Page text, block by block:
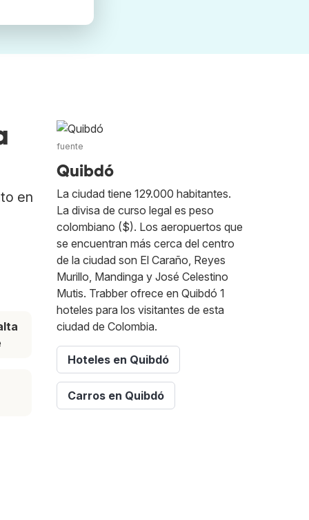
en
fuente
Quibdó
La ciudad tiene 129.000 habitantes.
La divisa de curso legal es peso
colombiano ($). Los aeropuertos que
se encuentran más cerca del centro
de la ciudad son El Caraño, Reyes
Murillo, Mandinga y José Celestino
Mutis. Trabber ofrece en Quibdó 1
hoteles para los visitantes de esta
ciudad de Colombia.
Hoteles en Quibdó
Carros en Quibdó